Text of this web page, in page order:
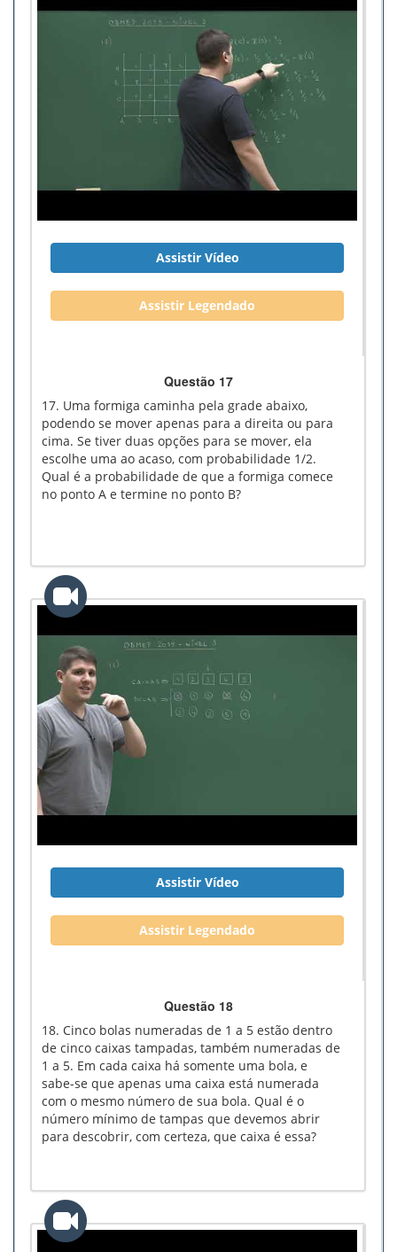
Assistir Vídeo
Assistir Legendado
Questão 17
17. Uma formiga caminha pela grade abaixo,
podendo se mover apenas para a direita ou para
cima. Se tiver duas opções para se mover, ela
escolhe uma ao acaso, com probabilidade 1/2.
Qual é a probabilidade de que a formiga comece
no ponto A e termine no ponto B?
Assistir Vídeo
Assistir Legendado
Questão 18
18. Cinco bolas numeradas de 1 a 5 estão dentro
de cinco caixas tampadas, também numeradas de
1 a 5. Em cada caixa há somente uma bola, e
sabe-se que apenas uma caixa está numerada
com o mesmo número de sua bola. Qual é o
número mínimo de tampas que devemos abrir
para descobrir, com certeza, que caixa é essa?